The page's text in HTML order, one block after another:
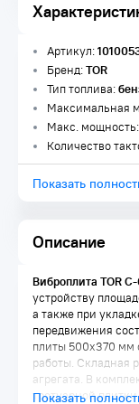
Описание
Артикул:
Бренд:TOR
Тип топлива:
Максимальная
Макс. мощность:
Количество
Показать
Виброплита TOR
устройству
а также при
передвижения
плиты 500х370 мм
работы. Складная
агрегата. В
тротуарной